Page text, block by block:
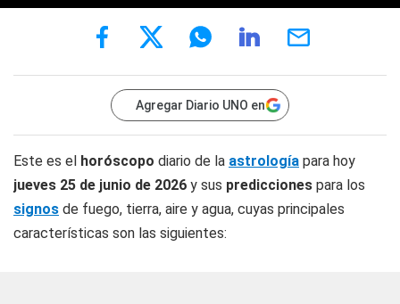
Agregar Diario UNO en
Este es el horóscopo diario de la astrología para hoy
jueves 25 de junio de 2026 y sus predicciones para los
signos de fuego, tierra, aire y agua, cuyas principales
características son las siguientes: